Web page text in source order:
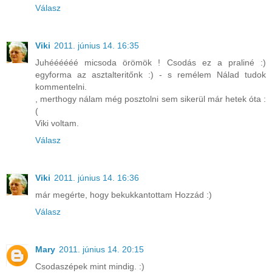
Válasz
Viki 2011. június 14. 16:35
Juhéééééé micsoda örömök ! Csodás ez a praliné :)
egyforma az asztalteritőnk :) - s remélem Nálad tudok
kommentelni.
, merthogy nálam még posztolni sem sikerül már hetek óta :
(
Viki voltam.
Válasz
Viki 2011. június 14. 16:36
már megérte, hogy bekukkantottam Hozzád :)
Válasz
Mary 2011. június 14. 20:15
Csodaszépek mint mindig. :)